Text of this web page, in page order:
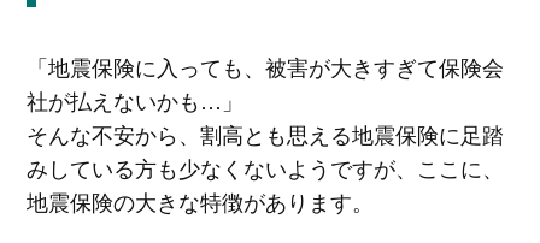
「地震保険に入っても、被害が大きすぎて保険会
社が払えないかも…」
そんな不安から、割高とも思える地震保険に足踏
みしている方も少なくないようですが、ここに、
地震保険の大きな特徴があります。